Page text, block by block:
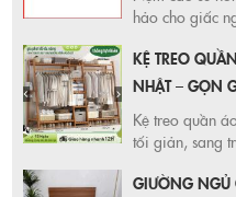
hảo cho giấc
gọn, giao hàng
Click để nhận
KỆ TREO
NHẬT – GỌN
Kệ treo quần
tối giản, sang
gian. Ưu đãi
GIƯỜNG NGỦ